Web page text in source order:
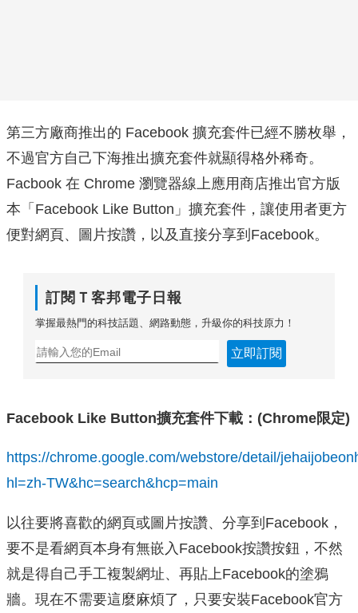
第三方廠商推出的 Facebook 擴充套件已經不勝枚舉，
不過官方自己下海推出擴充套件就顯得格外稀奇。
Facbook 在 Chrome 瀏覽器線上應用商店推出官方版
本「Facebook Like Button」擴充套件，讓使用者更方
便對網頁、圖片按讚，以及直接分享到Facebook。
訂閱Ｔ客邦電子日報
掌握最熱門的科技話題、網路動態，升級你的科技原力！
立即訂閱
Facebook Like Button擴充套件下載：(Chrome限定)
https://chrome.google.com/webstore/detail/
hl=zh-TW&hc=search&hcp=main
以往要將喜歡的網頁或圖片按讚、分享到Facebook，
要不是看網頁本身有無嵌入Facebook按讚按鈕，不然
就是得自己手工複製網址、再貼上Facebook的塗鴉
牆。現在不需要這麼麻煩了，只要安裝Facebook官方